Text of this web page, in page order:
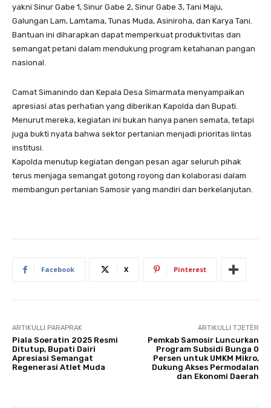
yakni Sinur Gabe 1, Sinur Gabe 2, Sinur Gabe 3, Tani Maju,
Galungan Lam, Lamtama, Tunas Muda, Asiniroha, dan Karya Tani.
Bantuan ini diharapkan dapat memperkuat produktivitas dan
semangat petani dalam mendukung program ketahanan pangan
nasional.
Camat Simanindo dan Kepala Desa Simarmata menyampaikan
apresiasi atas perhatian yang diberikan Kapolda dan Bupati.
Menurut mereka, kegiatan ini bukan hanya panen semata, tetapi
juga bukti nyata bahwa sektor pertanian menjadi prioritas lintas
institusi.
Kapolda menutup kegiatan dengan pesan agar seluruh pihak
terus menjaga semangat gotong royong dan kolaborasi dalam
membangun pertanian Samosir yang mandiri dan berkelanjutan.
Facebook X Pinterest
ARTIKULLI PARAPRAK
Piala Soeratin 2025 Resmi
Ditutup, Bupati Dairi
Apresiasi Semangat
Regenerasi Atlet Muda
ARTIKULLI TJETËR
Pemkab Samosir Luncurkan
Program Subsidi Bunga 0
Persen untuk UMKM Mikro,
Dukung Akses Permodalan
dan Ekonomi Daerah